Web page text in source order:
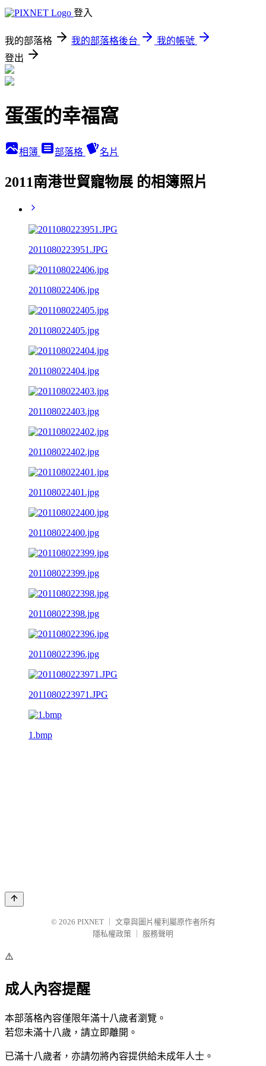
登入
我的部落格 我的部落格後台
我的帳號
登出
蛋蛋的幸福窩
相簿 部落格 名片
2011南港世貿寵物展 的相簿照片
2011080223951.JPG
201108022406.jpg
201108022405.jpg
201108022404.jpg
201108022403.jpg
201108022402.jpg
201108022401.jpg
201108022400.jpg
201108022399.jpg
201108022398.jpg
201108022396.jpg
2011080223971.JPG
1.bmp
© 2026 PIXNET
文章與圖片權利屬原作者所有
隱私權政策
服務聲明
⚠️
成人內容提醒
本部落格內容僅限年滿十八歲者瀏覽。
若您未滿十八歲，請立即離開。
已滿十八歲者，亦請勿將內容提供給未成年人士。